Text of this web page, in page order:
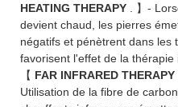
HEATING THERAPY
. 】-
devient chaud, les pierres
négatifs et pénètrent dans les
favorisent l'effet de la thérapie
【 FAR INFRARED
Utilisation de la fibre de